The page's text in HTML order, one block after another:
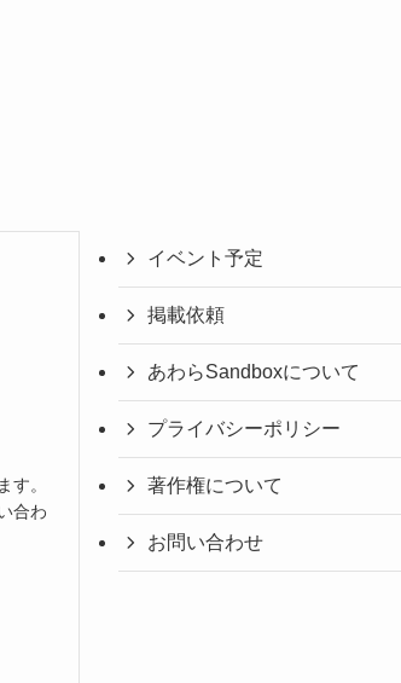
す。
合わ
イベント予定
掲載依頼
あわらSandboxについて
プライバシーポリシー
著作権について
お問い合わせ